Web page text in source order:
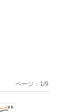
ページ： 1 /9